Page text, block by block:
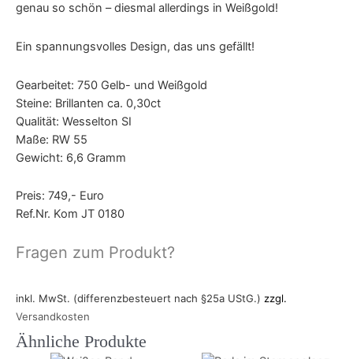
genau so schön – diesmal allerdings in Weißgold!
Ein spannungsvolles Design, das uns gefällt!
Gearbeitet: 750 Gelb- und Weißgold
Steine: Brillanten ca. 0,30ct
Qualität: Wesselton SI
Maße: RW 55
Gewicht: 6,6 Gramm
Preis: 749,- Euro
Ref.Nr. Kom JT 0180
Fragen zum Produkt?
inkl. MwSt. (differenzbesteuert nach §25a UStG.) zzgl.
Versandkosten
Ähnliche Produkte